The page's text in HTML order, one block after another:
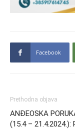
Facebook
Prethodna objava
ANĐEOSKA
(15.4 – 21.4.2024.):